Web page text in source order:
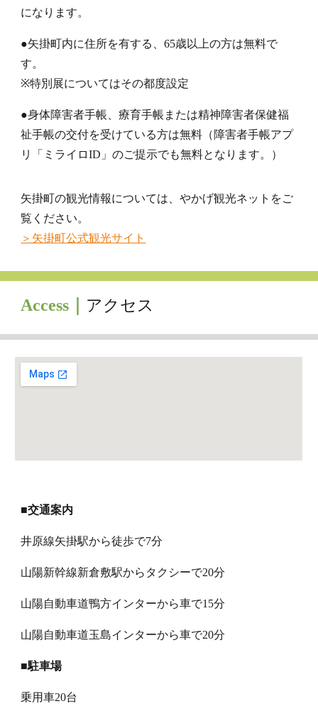
になります。
●矢掛町内に住所を有する、65歳以上の方は無料で
す。
※特別展についてはその都度設定
●身体障害者手帳、療育手帳または精神障害者保健福
祉手帳の交付を受けている方は無料（障害者手帳アプ
リ「ミライロID」のご提示でも無料となります。）
矢掛町の観光情報については、やかげ観光ネットをご
覧ください。
＞矢掛町公式観光サイト
Access アクセス
■交通案内
井原線矢掛駅から徒歩で7分
山陽新幹線新倉敷駅からタクシーで20分
山陽自動車道鴨方インターから車で15分
山陽自動車道玉島インターから車で20分
■駐車場
乗用車20台